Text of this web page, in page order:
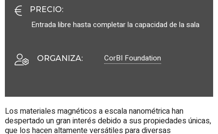
PRECIO:
Entrada libre hasta completar la capacidad de la sala
ORGANIZA: CorBI Foundation
Los materiales magnéticos a escala nanométrica han
despertado un gran interés debido a sus propiedades únicas,
que los hacen altamente versátiles para diversas